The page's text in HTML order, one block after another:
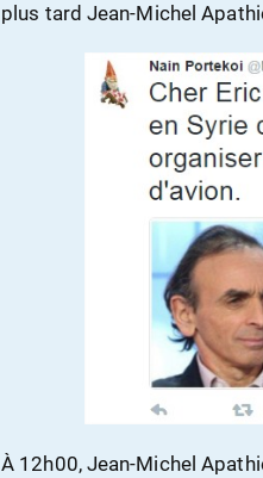
plus tard Jean-Michel
À 12h00, Jean-Michel